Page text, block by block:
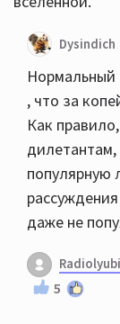
Dysindich
Нормальный
, что за
Как
популярную
даже не
5